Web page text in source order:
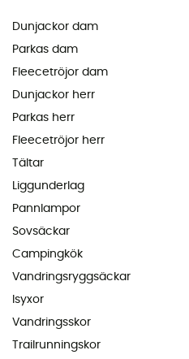
Dunjackor dam
Parkas dam
Fleecetröjor dam
Dunjackor herr
Parkas herr
Fleecetröjor herr
Tältar
Liggunderlag
Pannlampor
Sovsäckar
Campingkök
Vandringsryggsäckar
Isyxor
Vandringsskor
Trailrunningskor